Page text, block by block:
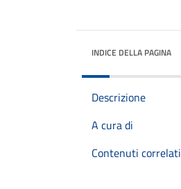
INDICE DELLA PAGINA
Descrizione
A cura di
Contenuti correlati